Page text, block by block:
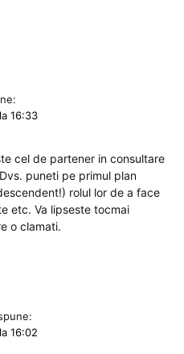
16:33
cel de partener in consultare
puneti pe primul plan
rolul lor de a face
etc. Va lipseste tocmai
o clamati.
16:02